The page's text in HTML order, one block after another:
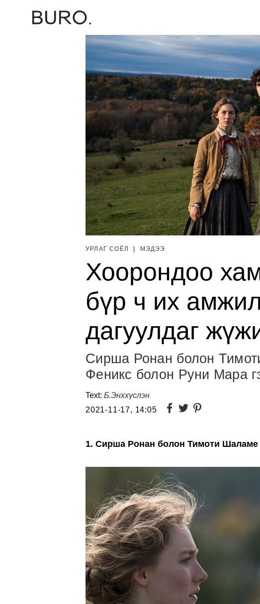
УРЛАГ СОЁЛ МЭДЭЭ
Хоорондоо
бүр ч их
дагуулдаг
Сирша Ронан болон
Феникс болон Руни Мара
Text: Б.Энххүслэн
2021-11-17, 14:05
1. Сирша Ронан болон Тимоти Шаламе